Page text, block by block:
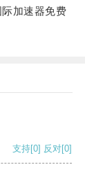
加速器免费
支持[0] 反对[0]